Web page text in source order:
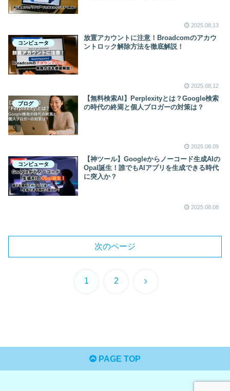
2025.08.13
コンピュータ
放置アカウントに注意！Broadcomのアカウ
ントロック解除方法を徹底解説！
2025.08.12
ブログ
【無料検索AI】Perplexityとは？Google検索
の時代の終焉と個人ブロガーの対策は？
2025.08.09
コンピュータ
【神ツール】Googleからノーコード生成AIの
Opal誕生！誰でもAIアプリを生成できる時代
に突入か？
2025.08.08
次のページ
1 2 次
PAGE TOP